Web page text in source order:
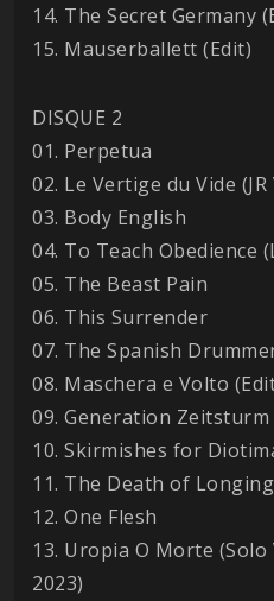
14. The Secret Germany
15. Mauserballett (Edit)
DISQUE 2
01. Perpetua
02. Le Vertige du Vide
03. Body English
04. To Teach Obedience
05. The Beast Pain
06. This Surrender
07. The Spanish
08. Maschera e Volto
09. Generation
10. Skirmishes for
11. The Death of
12. One Flesh
13. Uropia O Morte
2023)